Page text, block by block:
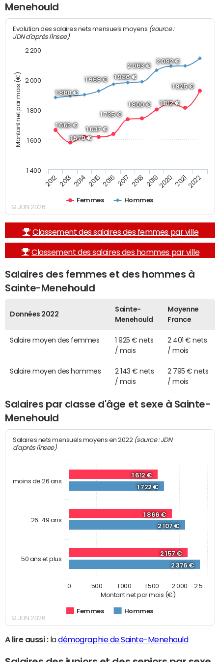
Menehould
Montant net par mois (€)
Evolution des salaires nets mensuels moyens (source :
JDN d'après l'Insee)
1 663 €
1 579 €
1 637 €
1 735 €
1 800 € 1 812 €
1 925 €
1 880 €
1 969 € 1 986 €
2 063 €
2 092 €
Femmes Hommes
2012 2013 2014 2015 2016 2017 2018 20192020 20212022
1 400
1 600
1 800
2 000
2 200
© JDN 2026
Classement des salaires des femmes par ville
Classement des salaires des hommes par ville
Salaires des femmes et des hommes à
Sainte-Menehould
Données 2022
Sainte-
Menehould
Moyenne
France
Salaire moyen des femmes
1 925 € nets
/ mois
2 401 € nets
/ mois
Salaire moyen des hommes
2 143 € nets
/ mois
2 795 € nets
/ mois
Salaires par classe d'âge et sexe à Sainte-
Menehould
Montant net par mois (€)
Salaires nets mensuels moyens en 2022 (source : JDN
d'après l'Insee)
1 612 €
1 866 €
2 157 €
1 722 €
2 107 €
2 376 €
Femmes Hommes
moins de 26 ans
26-49 ans
50 ans et plus
0 500 1 000 1 500 2 000 2 5…
© JDN 2026
A lire aussi :ladémographie de Sainte-Menehould